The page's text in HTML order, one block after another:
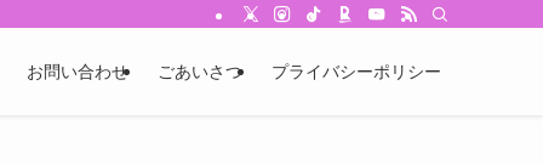
お問い合わせ ごあいさつ プライバシーポリシー